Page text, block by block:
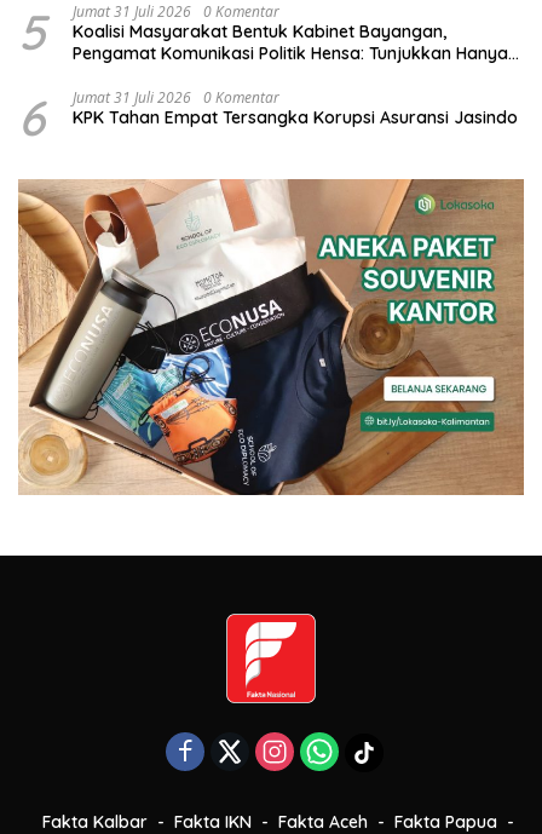
5 Jumat 31 Juli 2026 0 Komentar
Koalisi Masyarakat Bentuk Kabinet Bayangan,
Pengamat Komunikasi Politik Hensa: Tunjukkan Hanya
6 Jumat 31 Juli 2026 0 Komentar
KPK Tahan Empat Tersangka Korupsi Asuransi Jasindo
Fakta Kalbar Fakta IKN Fakta Aceh Fakta Papua